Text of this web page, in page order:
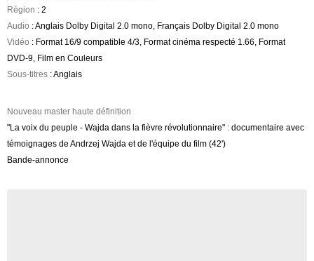
Région : 2
Audio : Anglais Dolby Digital 2.0 mono, Français Dolby Digital 2.0 mono
Vidéo : Format 16/9 compatible 4/3, Format cinéma respecté 1.66, Format
DVD-9, Film en Couleurs
Sous-titres : Anglais
Nouveau master haute définition
"La voix du peuple - Wajda dans la fièvre révolutionnaire" : documentaire avec
témoignages de Andrzej Wajda et de l'équipe du film (42')
Bande-annonce